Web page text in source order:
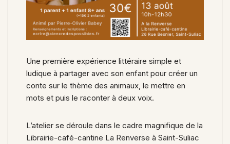
Une première expérience littéraire simple et
ludique à partager avec son enfant pour créer un
conte sur le thème des animaux, le mettre en
mots et puis le raconter à deux voix.
L’atelier se déroule dans le cadre magnifique de la
Librairie-café-cantine La Renverse à Saint-Suliac